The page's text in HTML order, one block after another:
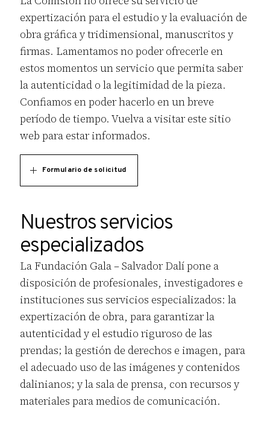
expertización para el estudio y la evaluación de
obra gráfica y tridimensional, manuscritos y
firmas. Lamentamos no poder ofrecerle en
estos momentos un servicio que permita saber
la autenticidad o la legitimidad de la pieza.
Confiamos en poder hacerlo en un breve
período de tiempo. Vuelva a visitar este sitio
web para estar informados.
Formulario de solicitud
DATOS DEL SOLICITANTE
Deseo hacer la solicitud en nombre
propio
Deseo hacer la solicitud como
institución/empresa
Nombre y apellidos/Empresa/Institución
DNI/NIF *
Nuestros servicios
especializados
La Fundación Gala – Salvador Dalí pone a
disposición de profesionales, investigadores e
instituciones sus servicios especializados: la
expertización de obra, para garantizar la
autenticidad y el estudio riguroso de las
prendas; la gestión de derechos e imagen, para
el adecuado uso de las imágenes y contenidos
dalinianos; y la sala de prensa, con recursos y
materiales para medios de comunicación.